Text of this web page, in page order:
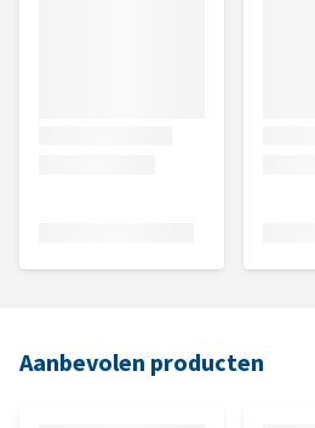
Aanbevolen producten